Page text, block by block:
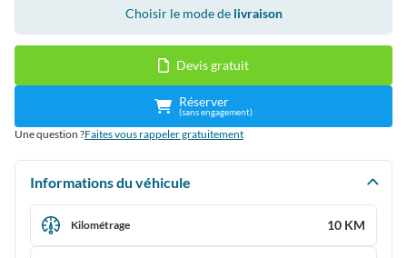
Choisir le mode de livraison
Devis gratuit
Réserver
(sans engagement)
Une question ?Faites vous rappeler gratuitement
Informations du véhicule
Kilométrage 10 KM